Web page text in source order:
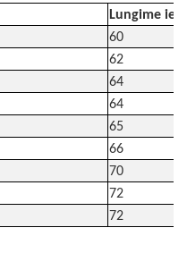
Lungime ie
60
62
64
64
65
66
70
72
72